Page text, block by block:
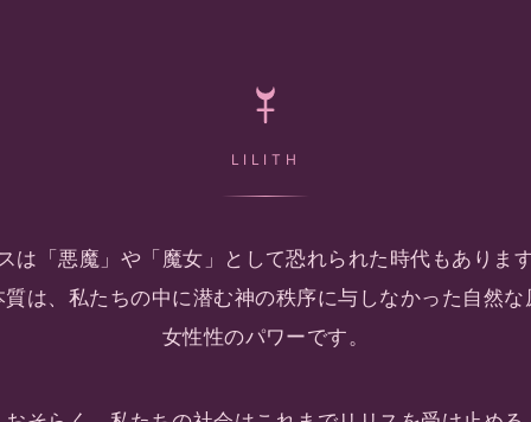
LILITH
は 「悪魔」や「魔女」として恐れられた時代もありま
は、 私たちの中に潜む神の秩序に与しなかった 自然な
女性性のパワーです。